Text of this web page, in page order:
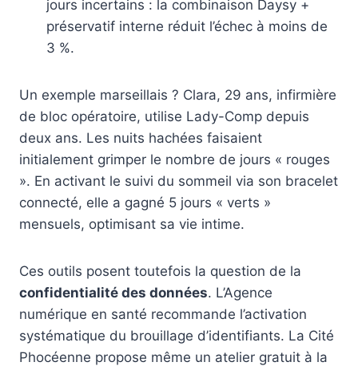
jours incertains : la combinaison Daysy +
préservatif interne réduit l’échec à moins de
3 %.
Un exemple marseillais ? Clara, 29 ans, infirmière
de bloc opératoire, utilise Lady-Comp depuis
deux ans. Les nuits hachées faisaient
initialement grimper le nombre de jours « rouges
». En activant le suivi du sommeil via son bracelet
connecté, elle a gagné 5 jours « verts »
mensuels, optimisant sa vie intime.
Ces outils posent toutefois la question de la
confidentialité des données. L’Agence
numérique en santé recommande l’activation
systématique du brouillage d’identifiants. La Cité
Phocéenne propose même un atelier gratuit à la